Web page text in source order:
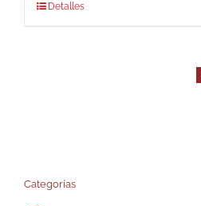
Detalles
Categorías